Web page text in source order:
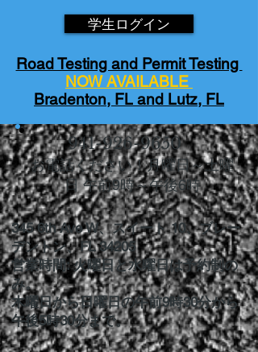
学生ログイン
Road Testing and Permit Testing
NOW AVAILABLE
Bradenton, FL and Lutz, FL
941-926-9650
お電話ください！月曜日～土曜
日 午前9時～午後6時
345 6th Ave W、スイート 10、ブレー
デントン、FL 34205
営業時間: 火曜日と水曜日は予約制の
み。
木曜日から日曜日の午前9時30分から
午後5時30分まで。